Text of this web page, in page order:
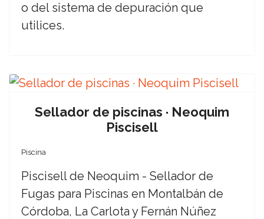
o del sistema de depuración que
utilices.
Sellador de piscinas · Neoquim
Piscisell
Piscina
Piscisell de Neoquim - Sellador de
Fugas para Piscinas en Montalbán de
Córdoba, La Carlota y Fernán Núñez